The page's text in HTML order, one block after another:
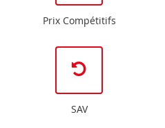
Prix Compétitifs
SAV